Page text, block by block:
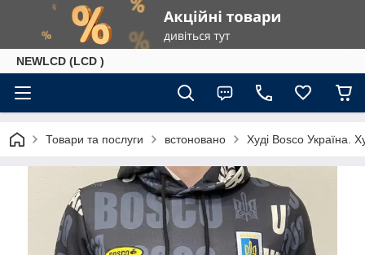
NEWLCD (LCD )
Товари та послуги встоновано Худі Bosco Україна.